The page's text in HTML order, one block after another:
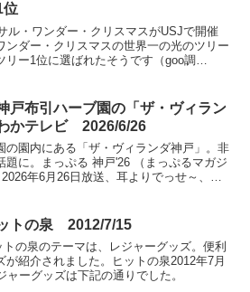
位
ル・ワンダー・クリスマスがUSJで開催
ンダー・クリスマスの世界一の光のツリー
リー1位に選ばれたそうです（goo調
戸布引ハーブ園の「ザ・ヴィラン
かテレビ 2026/6/26
の園内にある「ザ・ヴィランダ神戸」。非
題に。まっぷる 神戸'26 （まっぷるマガジ
年6月26日放送、耳よりでっせ～、大
トの泉 2012/7/15
の泉のテーマは、レジャーグッズ。便利
紹介されました。ヒットの泉2012年7月
ーグッズは下記の通りでした。